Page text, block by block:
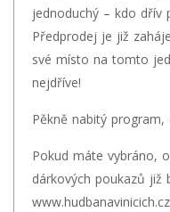
jednoduchý – kdo dřív
Předprodej je již
své místo na tomto
nejdříve!
Pěkně nabitý program,
Pokud máte vybráno,
dárkových poukazů již
www.hudbanavinicich.cz